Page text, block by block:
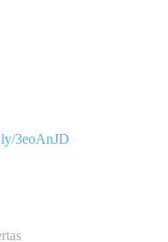
3eoAnJD